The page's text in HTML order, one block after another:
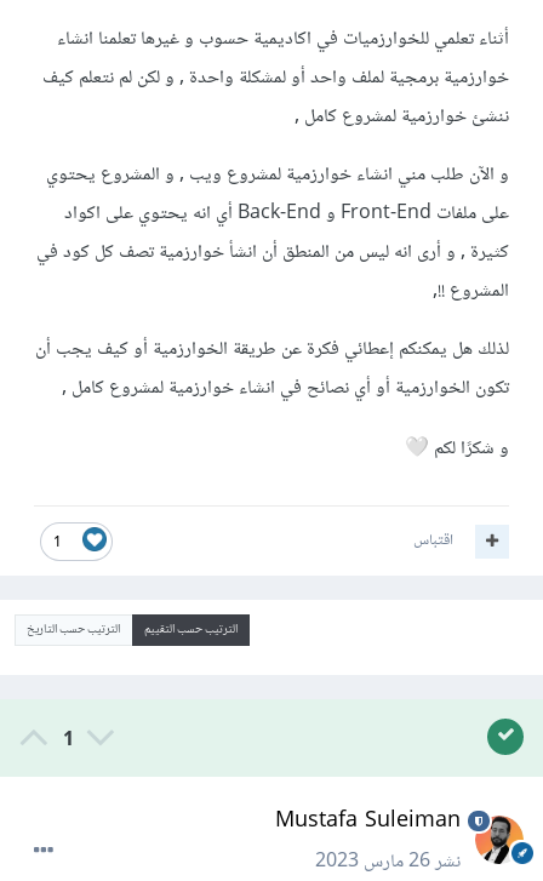
أثناء تعلمي للخوارزميات في اكاديمية حسوب و غيرها تعلمنا انشاء
خوارزمية برمجية لملف واحد أو لمشكلة واحدة , و لكن لم نتعلم كيف
ننشئ خوارزمية لمشروع كامل ,
و الآن طلب مني انشاء خوارزمية لمشروع ويب , و المشروع يحتوي
على ملفات Front-End و Back-End أي انه يحتوي على اكواد
كثيرة , و أرى انه ليس من المنطق أن انشأ خوارزمية تصف كل كود في
المشروع !!,
لذلك هل يمكنكم إعطائي فكرة عن طريقة الخوارزمية أو كيف يجب أن
تكون الخوارزمية أو أي نصائح في انشاء خوارزمية لمشروع كامل ,
و شكرًا لكم 🤍
1 اقتباس
الترتيب حسب التقييم الترتيب حسب التاريخ
1
Mustafa Suleiman
نشر26 مارس 2023